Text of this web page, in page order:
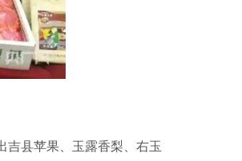
县苹果、玉露香梨、右玉